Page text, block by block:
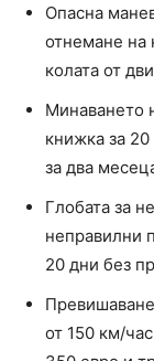
Опасна
отнемане на
колата от
Минаването
книжка за
за два
Глобата за
неправилни
20 дни без
от 150 км/